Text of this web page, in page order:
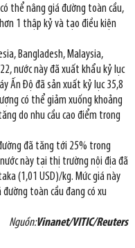
thể nâng giá đường toàn cầu,
1 thập kỷ và tạo điều kiện
Bangladesh, Malaysia,
nước này đã xuất khẩu kỷ lục
Ấn Độ đã sản xuất kỷ lục 35,8
có thể giảm xuống khoảng
do nhu cầu cao điểm trong
đã tăng tới 25% trong
này tại thị trường nội địa đã
(1,01 USD)/kg. Mức giá này
toàn cầu đang có xu
Nguồn:Vinanet/VITIC/Reuters